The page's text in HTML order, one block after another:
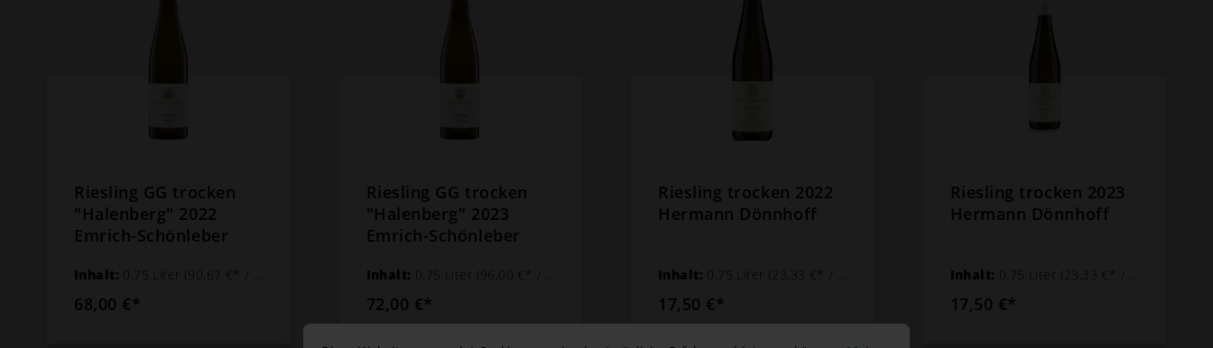
Riesling GG trocken
"Halenberg" 2022
Emrich-Schönleber
Inhalt: 0.75 Liter (90,67 €* / 1 Liter)
68,00 €*
Riesling GG trocken
"Halenberg" 2023
Emrich-Schönleber
Inhalt: 0.75 Liter (96,00 €* / 1 Liter)
72,00 €*
Riesling trocken 2022
Hermann Dönnhoff
Inhalt: 0.75 Liter (23,33 €* / 1 Liter)
17,50 €*
Riesling trocken 2023
Hermann Dönnhoff
Inhalt: 0.75 Liter (23,33 €* / 1 Liter)
17,50 €*